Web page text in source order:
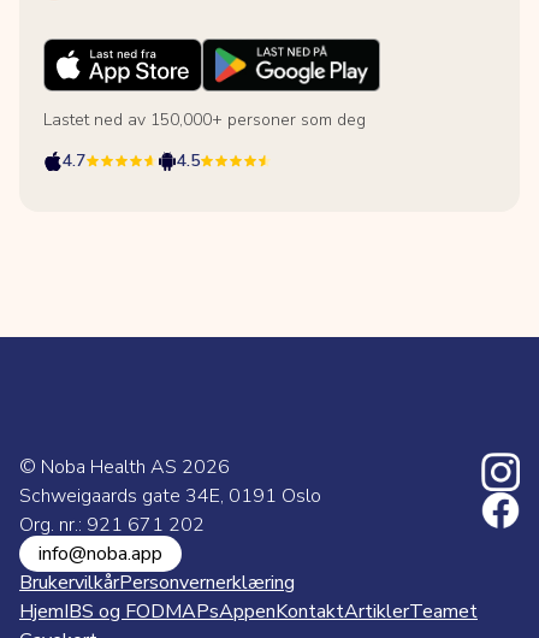
Lastet ned av 150,000+ personer som deg
4.7
4.5
© Noba Health AS 2026
Schweigaards gate 34E, 0191 Oslo
Org. nr.: 921 671 202
info@noba.app
BrukervilkårPersonvernerklæring
HjemIBS og FODMAPsAppenKontaktArtiklerTeamet